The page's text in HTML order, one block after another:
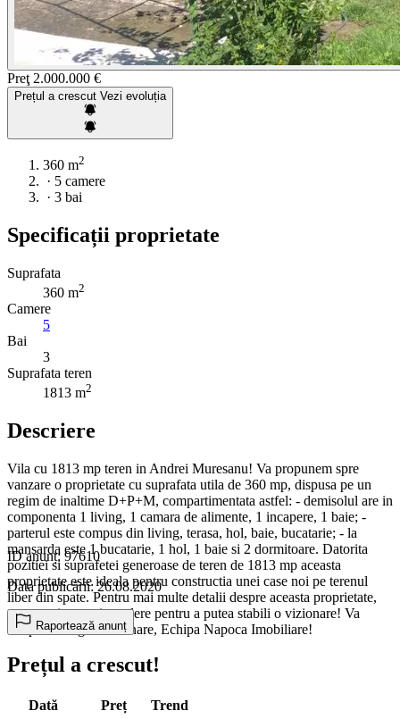
Preţ 2.000.000 €
Prețul a crescut Vezi evoluția
360 m2
· 5 camere
· 3 bai
Specificații proprietate
Suprafata
360 m2
Camere
5
Bai
3
Suprafata teren
1813 m2
Descriere
Vila cu 1813 mp teren in Andrei Muresanu! Va propunem spre
vanzare o proprietate cu suprafata utila de 360 mp, dispusa pe un
regim de inaltime D+P+M, compartimentata astfel: - demisolul are in
componenta 1 living, 1 camara de alimente, 1 incapere, 1 baie; -
parterul este compus din living, terasa, hol, baie, bucatarie; - la
mansarda este 1 bucatarie, 1 hol, 1 baie si 2 dormitoare. Datorita
pozitiei si suprafetei generoase de teren de 1813 mp aceasta
proprietate este ideala pentru constructia unei case noi pe terenul
liber din spate. Pentru mai multe detalii despre aceasta proprietate,
contactati-ne cu incredere pentru a putea stabili o vizionare! Va
astept cu drag la vizionare, Echipa Napoca Imobiliare!
ID anunț: 97610
Data publicării: 26.08.2020
Raportează anunț
Prețul a crescut!
Dată Preț
Trend